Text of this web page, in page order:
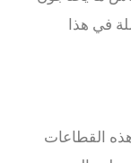
في هذا
هذه القطاعات